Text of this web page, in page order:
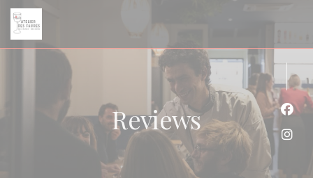
Cookies beheer paneel
Reviews